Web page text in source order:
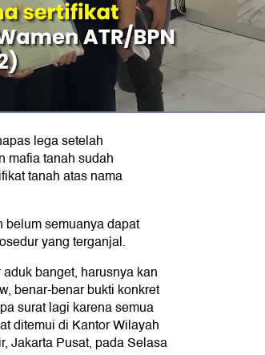
lega setelah
mafia tanah sudah
tanah atas nama
semuanya dapat
yang terganjal.
banget, harusnya kan
benar-benar bukti konkret
surat lagi karena semua
ditemui di Kantor Wilayah
Jakarta Pusat, pada Selasa